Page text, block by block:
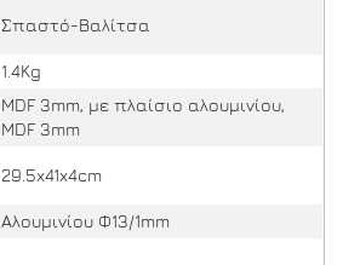
Σπαστό-Βαλίτσα
1.4Kg
MDF 3mm, με πλαίσιο αλουμινίου,
MDF 3mm
29.5x41x4cm
Αλουμινίου Φ13/1mm